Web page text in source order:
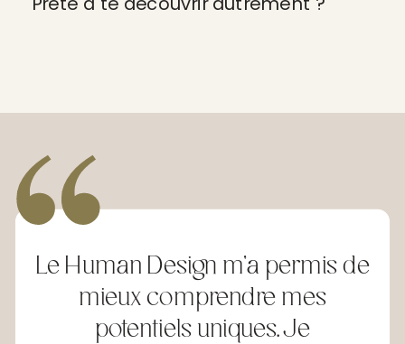
Le Human Design m’a permis de
mieux comprendre mes
potentiels uniques. Je